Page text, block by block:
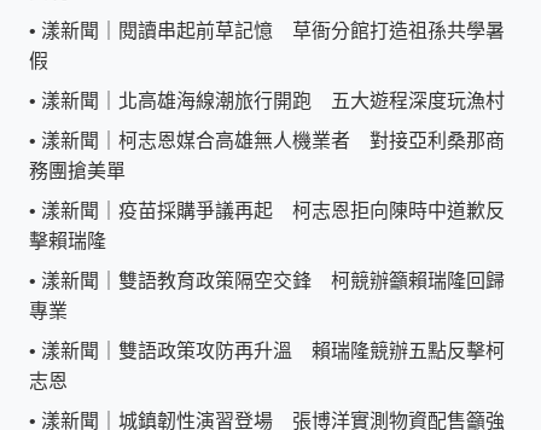
• 漾新聞｜閱讀串起前草記憶 草衙分館打造祖孫共學暑
假
• 漾新聞｜北高雄海線潮旅行開跑 五大遊程深度玩漁村
• 漾新聞｜柯志恩媒合高雄無人機業者 對接亞利桑那商
務團搶美單
• 漾新聞｜疫苗採購爭議再起 柯志恩拒向陳時中道歉反
擊賴瑞隆
• 漾新聞｜雙語教育政策隔空交鋒 柯競辦籲賴瑞隆回歸
專業
• 漾新聞｜雙語政策攻防再升溫 賴瑞隆競辦五點反擊柯
志恩
• 漾新聞｜城鎮韌性演習登場 張博洋實測物資配售籲強